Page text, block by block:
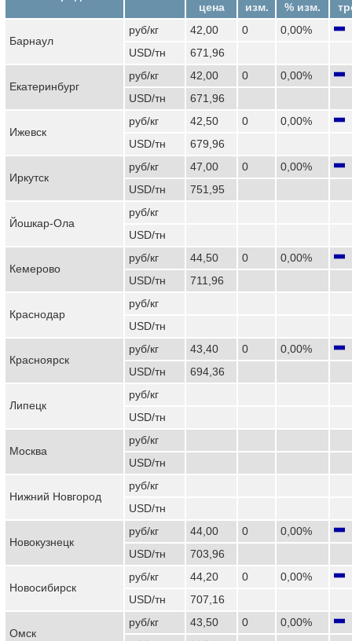
цена
изм. % изм.
Барнаул
руб/кг 42,00 0
0,00%
USD/тн
671,96
Екатеринбург
руб/кг 42,00 0
0,00%
USD/тн
671,96
Ижевск
руб/кг 42,50 0
0,00%
USD/тн
679,96
Иркутск
руб/кг 47,00 0
0,00%
USD/тн
751,95
Йошкар-Ола
руб/кг
USD/тн
Кемерово
руб/кг 44,50 0
0,00%
USD/тн
711,96
Краснодар
руб/кг
USD/тн
Красноярск
руб/кг 43,40 0
0,00%
USD/тн
694,36
Липецк
руб/кг
USD/тн
Москва
руб/кг
USD/тн
Нижний Новгород
руб/кг
USD/тн
Новокузнецк
руб/кг 44,00 0
0,00%
USD/тн
703,96
Новосибирск
руб/кг 44,20 0
0,00%
USD/тн
707,16
Омск
руб/кг 43,50 0
0,00%